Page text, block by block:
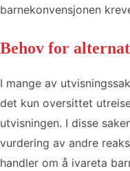
barnekonvensjonen
Behov for
I mange av
det kun oversittet
utvisningen. I disse
vurdering av andre
handler om å ivareta